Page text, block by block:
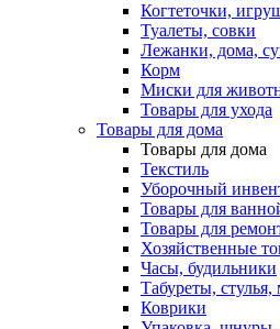
Когтеточки,
Туалеты, совки
Лежанки, дома,
Корм
Миски для
Товары для ухода
Товары для дома
Товары для дома
Текстиль
Уборочный
Товары для
Товары для
Хозяйственные
Часы, будильники
Табуреты,
Коврики